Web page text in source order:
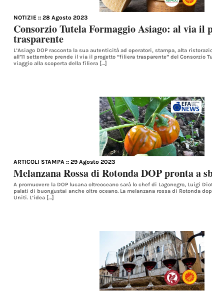
NOTIZIE :: 28 Agosto 2023
Consorzio Tutela Formaggio Asiago: al via il
trasparente
L’Asiago DOP racconta la sua autenticità ad operatori, stampa, alta ristorazione
all’11 settembre prende il via il progetto “filiera trasparente” del Consorzio
viaggio alla scoperta della filiera […]
ARTICOLI STAMPA :: 29 Agosto 2023
Melanzana Rossa di Rotonda DOP pronta a
A promuovere la DOP lucana oltreoceano sarà lo chef di Lagonegro, Luigi
palati di buongustai anche oltre oceano. La melanzana rossa di Rotonda dop
Uniti. L’idea […]